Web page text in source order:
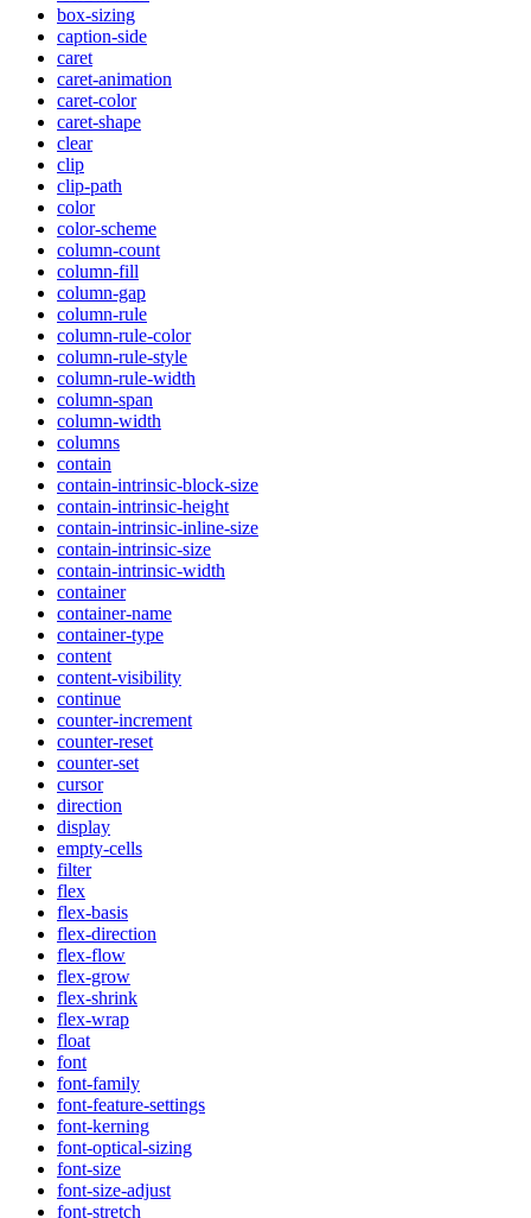
box-sizing
caption-side
caret
caret-animation
caret-color
caret-shape
clear
clip
clip-path
color
color-scheme
column-count
column-fill
column-gap
column-rule
column-rule-color
column-rule-style
column-rule-width
column-span
column-width
columns
contain
contain-intrinsic-block-size
contain-intrinsic-height
contain-intrinsic-inline-size
contain-intrinsic-size
contain-intrinsic-width
container
container-name
container-type
content
content-visibility
continue
counter-increment
counter-reset
counter-set
cursor
direction
display
empty-cells
filter
flex
flex-basis
flex-direction
flex-flow
flex-grow
flex-shrink
flex-wrap
float
font
font-family
font-feature-settings
font-kerning
font-optical-sizing
font-size
font-size-adjust
font-stretch